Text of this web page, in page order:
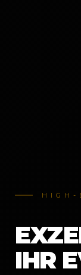
HIGH-
IHR